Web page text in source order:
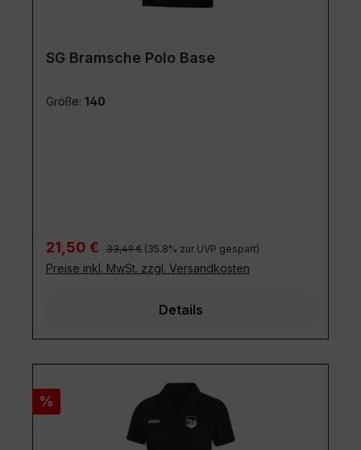
SG Bramsche Polo Base
Größe: 140
Verkaufspreis:
21,50 € Regulärer Preis:
33,49 € (35.8% zur UVP gespart)
Preise inkl. MwSt. zzgl. Versandkosten
Details
Rabatt
%